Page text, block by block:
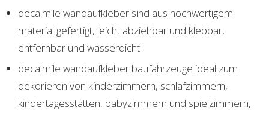
decalmile wandaufkleber sind aus hochwertigem
material gefertigt, leicht abziehbar und klebbar,
entfernbar und wasserdicht.
decalmile wandaufkleber baufahrzeuge ideal zum
dekorieren von kinderzimmern, schlafzimmern,
kindertagesstätten, babyzimmern und spielzimmern,